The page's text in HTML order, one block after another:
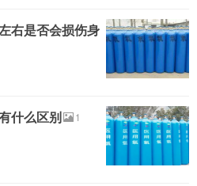
右是否会损伤身
什么区别
1